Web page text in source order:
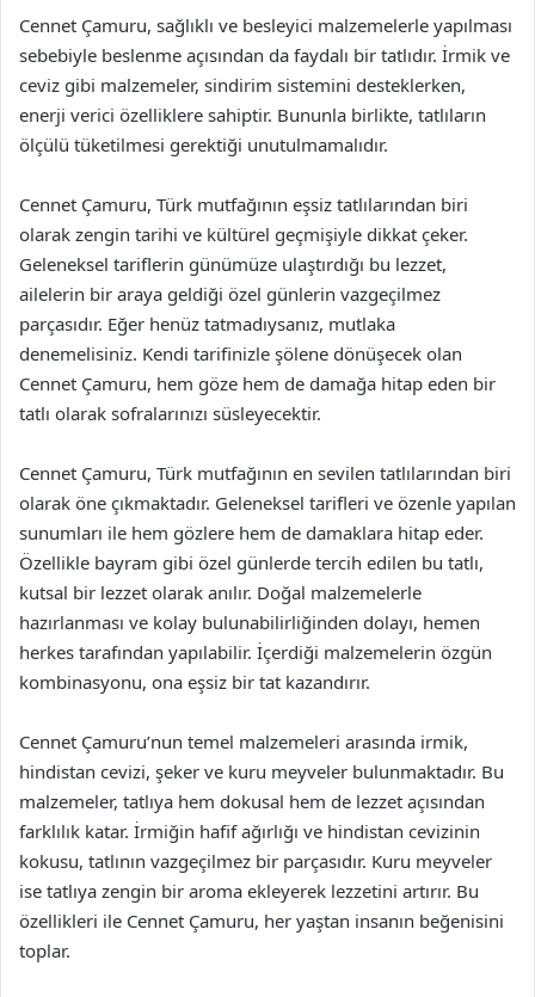
Cennet Çamuru, sağlıklı ve besleyici malzemelerle yapılması
sebebiyle beslenme açısından da faydalı bir tatlıdır. İrmik ve
ceviz gibi malzemeler, sindirim sistemini desteklerken,
enerji verici özelliklere sahiptir. Bununla birlikte, tatlıların
ölçülü tüketilmesi gerektiği unutulmamalıdır.
Cennet Çamuru, Türk mutfağının eşsiz tatlılarından biri
olarak zengin tarihi ve kültürel geçmişiyle dikkat çeker.
Geleneksel tariflerin günümüze ulaştırdığı bu lezzet,
ailelerin bir araya geldiği özel günlerin vazgeçilmez
parçasıdır. Eğer henüz tatmadıysanız, mutlaka
denemelisiniz. Kendi tarifinizle şölene dönüşecek olan
Cennet Çamuru, hem göze hem de damağa hitap eden bir
tatlı olarak sofralarınızı süsleyecektir.
Cennet Çamuru, Türk mutfağının en sevilen tatlılarından biri
olarak öne çıkmaktadır. Geleneksel tarifleri ve özenle yapılan
sunumları ile hem gözlere hem de damaklara hitap eder.
Özellikle bayram gibi özel günlerde tercih edilen bu tatlı,
kutsal bir lezzet olarak anılır. Doğal malzemelerle
hazırlanması ve kolay bulunabilirliğinden dolayı, hemen
herkes tarafından yapılabilir. İçerdiği malzemelerin özgün
kombinasyonu, ona eşsiz bir tat kazandırır.
Cennet Çamuru’nun temel malzemeleri arasında irmik,
hindistan cevizi, şeker ve kuru meyveler bulunmaktadır. Bu
malzemeler, tatlıya hem dokusal hem de lezzet açısından
farklılık katar. İrmiğin hafif ağırlığı ve hindistan cevizinin
kokusu, tatlının vazgeçilmez bir parçasıdır. Kuru meyveler
ise tatlıya zengin bir aroma ekleyerek lezzetini artırır. Bu
özellikleri ile Cennet Çamuru, her yaştan insanın beğenisini
toplar.